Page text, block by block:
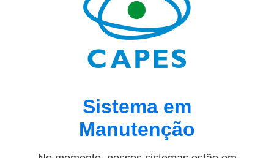
Sistema em
Manutenção